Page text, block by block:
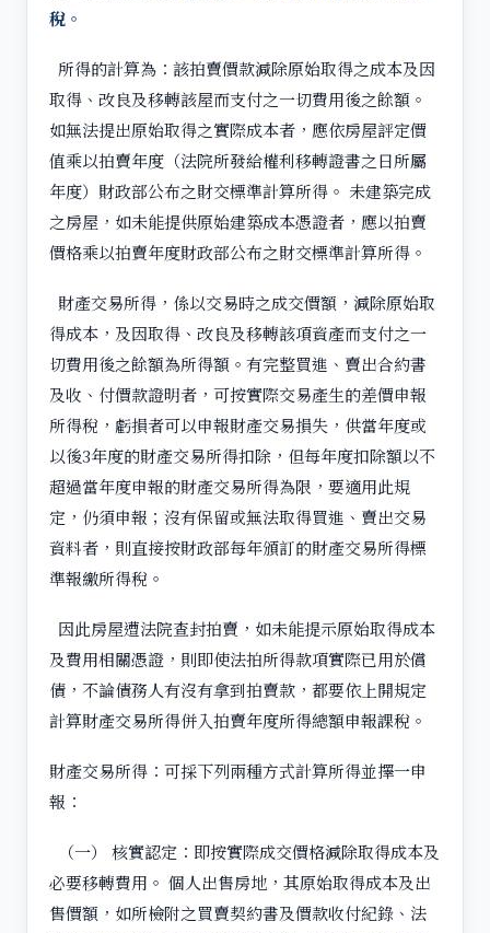
稅。
所得的計算為：該拍賣價款減除原始取得之成本及因
取得、改良及移轉該屋而支付之一切費用後之餘額。
如無法提出原始取得之實際成本者，應依房屋評定價
值乘以拍賣年度（法院所發給權利移轉證書之日所屬
年度）財政部公布之財交標準計算所得。 未建築完成
之房屋，如未能提供原始建築成本憑證者，應以拍賣
價格乘以拍賣年度財政部公布之財交標準計算所得。
財產交易所得，係以交易時之成交價額，減除原始取
得成本，及因取得、改良及移轉該項資產而支付之一
切費用後之餘額為所得額。有完整買進、賣出合約書
及收、付價款證明者，可按實際交易產生的差價申報
所得稅，虧損者可以申報財產交易損失，供當年度或
以後3年度的財產交易所得扣除，但每年度扣除額以不
超過當年度申報的財產交易所得為限，要適用此規
定，仍須申報；沒有保留或無法取得買進、賣出交易
資料者，則直接按財政部每年頒訂的財產交易所得標
準報繳所得稅。
因此房屋遭法院查封拍賣，如未能提示原始取得成本
及費用相關憑證，則即使法拍所得款項實際已用於償
債，不論債務人有沒有拿到拍賣款，都要依上開規定
計算財產交易所得併入拍賣年度所得總額申報課稅。
財產交易所得：可採下列兩種方式計算所得並擇一申
報：
（一） 核實認定：即按實際成交價格減除取得成本及
必要移轉費用。 個人出售房地，其原始取得成本及出
售價額，如所檢附之買賣契約書及價款收付紀錄、法